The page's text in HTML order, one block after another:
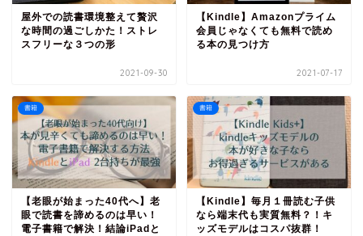
屋外での読書環境整えて贅沢
な時間の過ごしかた！ストレ
スフリーな３つの形
2021-09-30
【Kindle】Amazonプライム
会員じゃなくても無料で読め
る本の見つけ方
2021-07-17
書籍
【老眼が始まった40代へ】老
眼で読書を諦めるのは早い！
電子書籍で解決！結論iPadと
書籍
【Kindle】毎月１冊読む子供
なら端末代も実質無料？！キ
ッズモデルはコスパ抜群！